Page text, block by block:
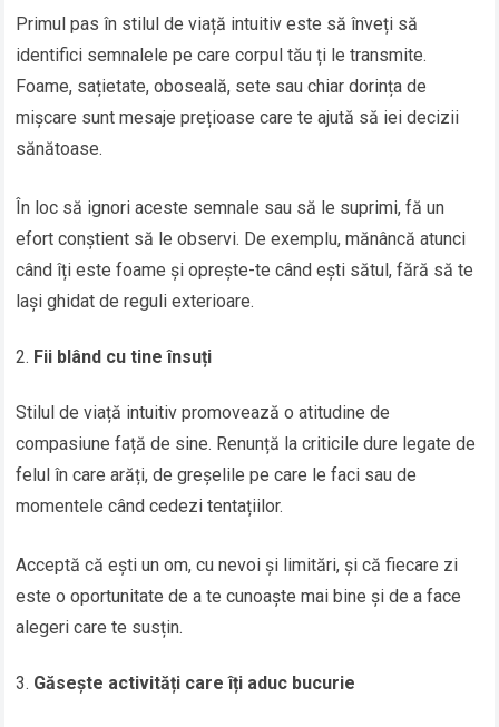
Primul pas în stilul de viață intuitiv este să înveți să
identifici semnalele pe care corpul tău ți le transmite.
Foame, sațietate, oboseală, sete sau chiar dorința de
mișcare sunt mesaje prețioase care te ajută să iei decizii
sănătoase.
În loc să ignori aceste semnale sau să le suprimi, fă un
efort conștient să le observi. De exemplu, mănâncă atunci
când îți este foame și oprește-te când ești sătul, fără să te
lași ghidat de reguli exterioare.
Fii blând cu tine însuți
Stilul de viață intuitiv promovează o atitudine de
compasiune față de sine. Renunță la criticile dure legate de
felul în care arăți, de greșelile pe care le faci sau de
momentele când cedezi tentațiilor.
Acceptă că ești un om, cu nevoi și limitări, și că fiecare zi
este o oportunitate de a te cunoaște mai bine și de a face
alegeri care te susțin.
Găsește activități care îți aduc bucurie